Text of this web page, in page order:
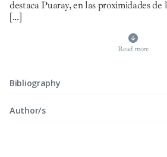
destaca Puaray, en las proximidades
[...]
Read more
Bibliography
Author/s